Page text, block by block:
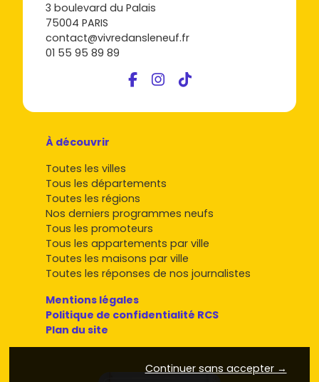
3 boulevard du Palais
75004 PARIS
contact@vivredansleneuf.fr
01 55 95 89 89
À découvrir
Toutes les villes
Tous les départements
Toutes les régions
Nos derniers programmes neufs
Tous les promoteurs
Tous les appartements par ville
Toutes les maisons par ville
Toutes les réponses de nos journalistes
Mentions légales
Politique de confidentialité RCS
Plan du site
Continuer sans accepter →